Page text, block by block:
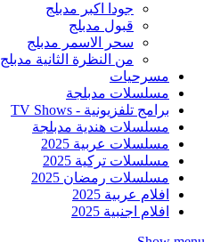
جودا اكبر مدبلج
قبول مدبلج
سحر الاسمر مدبلج
من النظرة الثانية مدبلج
مسرحيات
مسلسلات مدبلجة
برامج تلفزيونية - TV Shows
مسلسلات هندية مدبلجة
مسلسلات عربية 2025
مسلسلات تركية 2025
مسلسلات رمضان 2025
افلام عربية 2025
افلام اجنبية 2025